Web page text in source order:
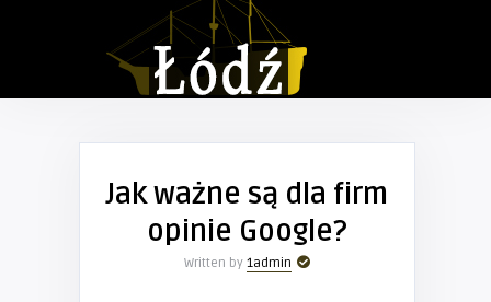
Jak ważne są dla firm
opinie Google?
Written by 1admin